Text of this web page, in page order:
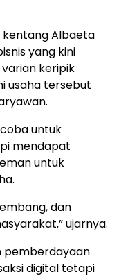
kentang Albaeta
yang kini
keripik
usaha tersebut
untuk
mendapat
untuk
dan
ujarnya.
pemberdayaan
digital tetapi